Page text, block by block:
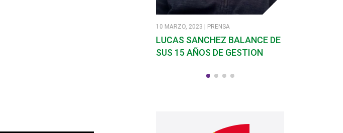
10 MARZO, 2023 | PRENSA
LUCAS SANCHEZ BALANCE DE
SUS 15 AÑOS DE GESTION